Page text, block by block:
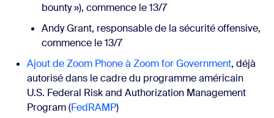
bounty »), commence le 13/7
Andy Grant, responsable de la sécurité offensive,
commence le 13/7
Ajout de Zoom Phone à Zoom for Government, déjà
autorisé dans le cadre du programme américain
U.S. Federal Risk and Authorization Management
Program (FedRAMP)